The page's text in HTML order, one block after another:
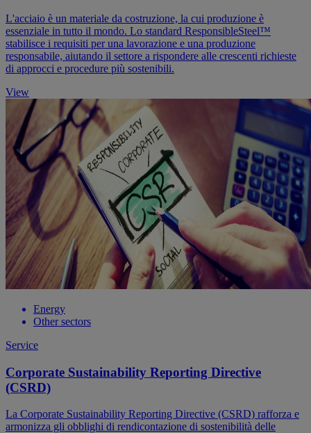
L'acciaio è un materiale da costruzione, la cui produzione è
essenziale in tutto il mondo. Lo standard ResponsibleSteel™
stabilisce i requisiti per una lavorazione e una produzione
responsabile, aiutando il settore a rispondere alle crescenti richieste
di approcci e procedure più sostenibili.
View
Energy
Other sectors
Service
Corporate Sustainability Reporting Directive
(CSRD)
La Corporate Sustainability Reporting Directive (CSRD) rafforza e
armonizza gli obblighi di rendicontazione di sostenibilità delle